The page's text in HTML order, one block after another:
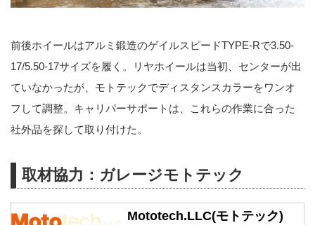
前後ホイールはアルミ鍛造のゲイルスピードTYPE-Rで3.50-
17/5.50-17サイズを履く。リヤホイールは当初、センターが出
ていなかったが、モトテックでディスタンスカラーをワンオ
フして調整。キャリパーサポートは、これらの作業に合った
社外品を探して取り付けた。
取材協力：ガレージモトテック
Mototech.LLC(モトテック)